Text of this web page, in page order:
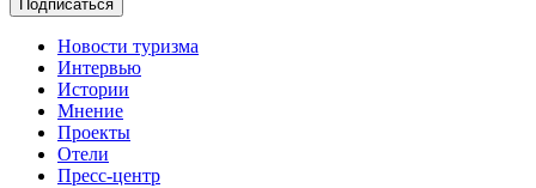
Новости туризма
Интервью
Истории
Мнение
Проекты
Отели
Пресс-центр